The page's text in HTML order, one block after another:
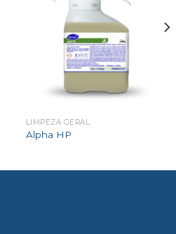
LIMPEZA GERAL
Alpha HP